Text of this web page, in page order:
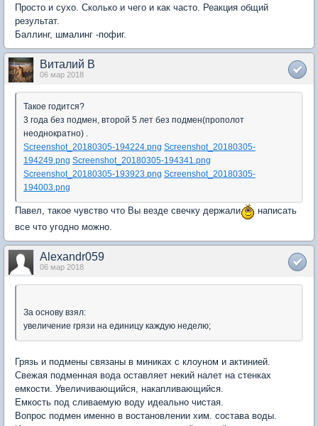
Просто и сухо. Сколько и чего и как часто. Реакция общий
результат.
Баллинг, шмалинг -пофиг.
Виталий В
06 мар 2018
Такое годится?
3 года без подмен, второй 5 лет без подмен(прополот
неоднократно) .
Screenshot_20180305-194224.png Screenshot_20180305-
194249.png Screenshot_20180305-194341.png
Screenshot_20180305-193923.png Screenshot_20180305-
194003.png
Павел, такое чувство что Вы везде свечку держали
написать
все что угодно можно.
Alexandr059
06 мар 2018
За основу взял:
увеличение грязи на единицу каждую неделю;
Грязь и подмены связаны в миниках с клоуном и актинией.
Свежая подменная вода оставляет некий налет на стенках
емкости. Увеличивающийся, накапливающийся.
Емкость под сливаемую воду идеально чистая.
Вопрос подмен именно в востановлении хим. состава воды.